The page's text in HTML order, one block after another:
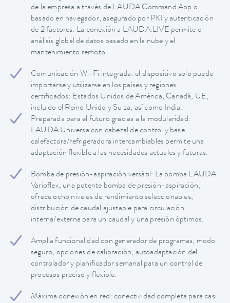
de la empresa a través de LAUDA Command App o
basado en navegador, asegurado por PKI y autenticación
de 2 factores. La conexión a LAUDA.LIVE permite el
análisis global de datos basado en la nube y el
mantenimiento remoto.
Comunicación Wi-Fi integrada: el dispositivo solo puede
importarse y utilizarse en los países y regiones
certificados: Estados Unidos de América, Canadá, UE,
incluido el Reino Unido y Suiza, así como India.
Preparada para el futuro gracias a la modularidad:
LAUDA Universa con cabezal de control y base
calefactora/refrigeradora intercambiables permite una
adaptación flexible a las necesidades actuales y futuras.
Bomba de presión-aspiración versátil: La bomba LAUDA
Varioflex, una potente bomba de presión-aspiración,
ofrece ocho niveles de rendimiento seleccionables,
distribución de caudal ajustable para circulación
interna/externa para un caudal y una presión óptimos.
Amplia funcionalidad con generador de programas, modo
seguro, opciones de calibración, autoadaptación del
controlador y planificador semanal para un control de
procesos preciso y flexible.
Máxima conexión en red: conectividad completa para casi